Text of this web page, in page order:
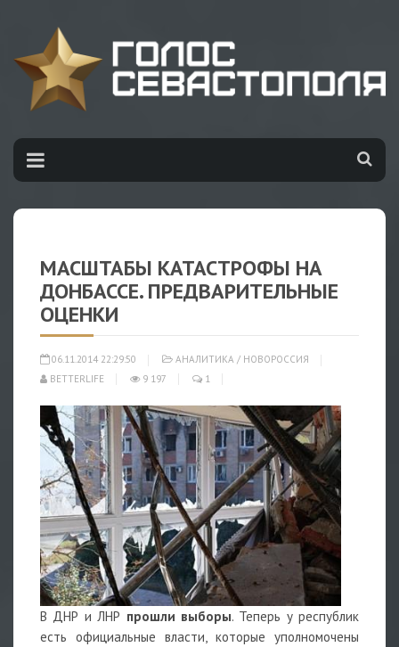
МАСШТАБЫ КАТАСТРОФЫ НА
ДОНБАССЕ. ПРЕДВАРИТЕЛЬНЫЕ
ОЦЕНКИ
06.11.2014 22:29:50 АНАЛИТИКА / НОВОРОССИЯ
BETTERLIFE
9 197 1
В ДНР и ЛНР прошли выборы. Теперь у республик
есть официальные власти, которые уполномочены